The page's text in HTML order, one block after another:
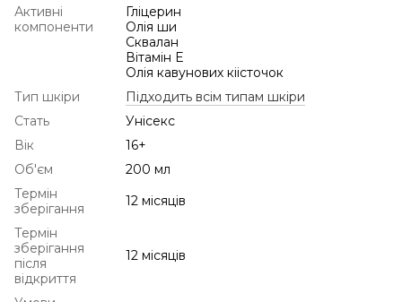
Активні
компоненти
Гліцерин
Олія ши
Сквалан
Вітамін Е
Олія кавунових кіісточок
Тип шкіри
Підходить всім типам шкіри
Стать
Унісекс
Вік
16+
Об'єм
200 мл
Термін
зберігання
12 місяців
Термін
зберігання
після
відкриття
12 місяців